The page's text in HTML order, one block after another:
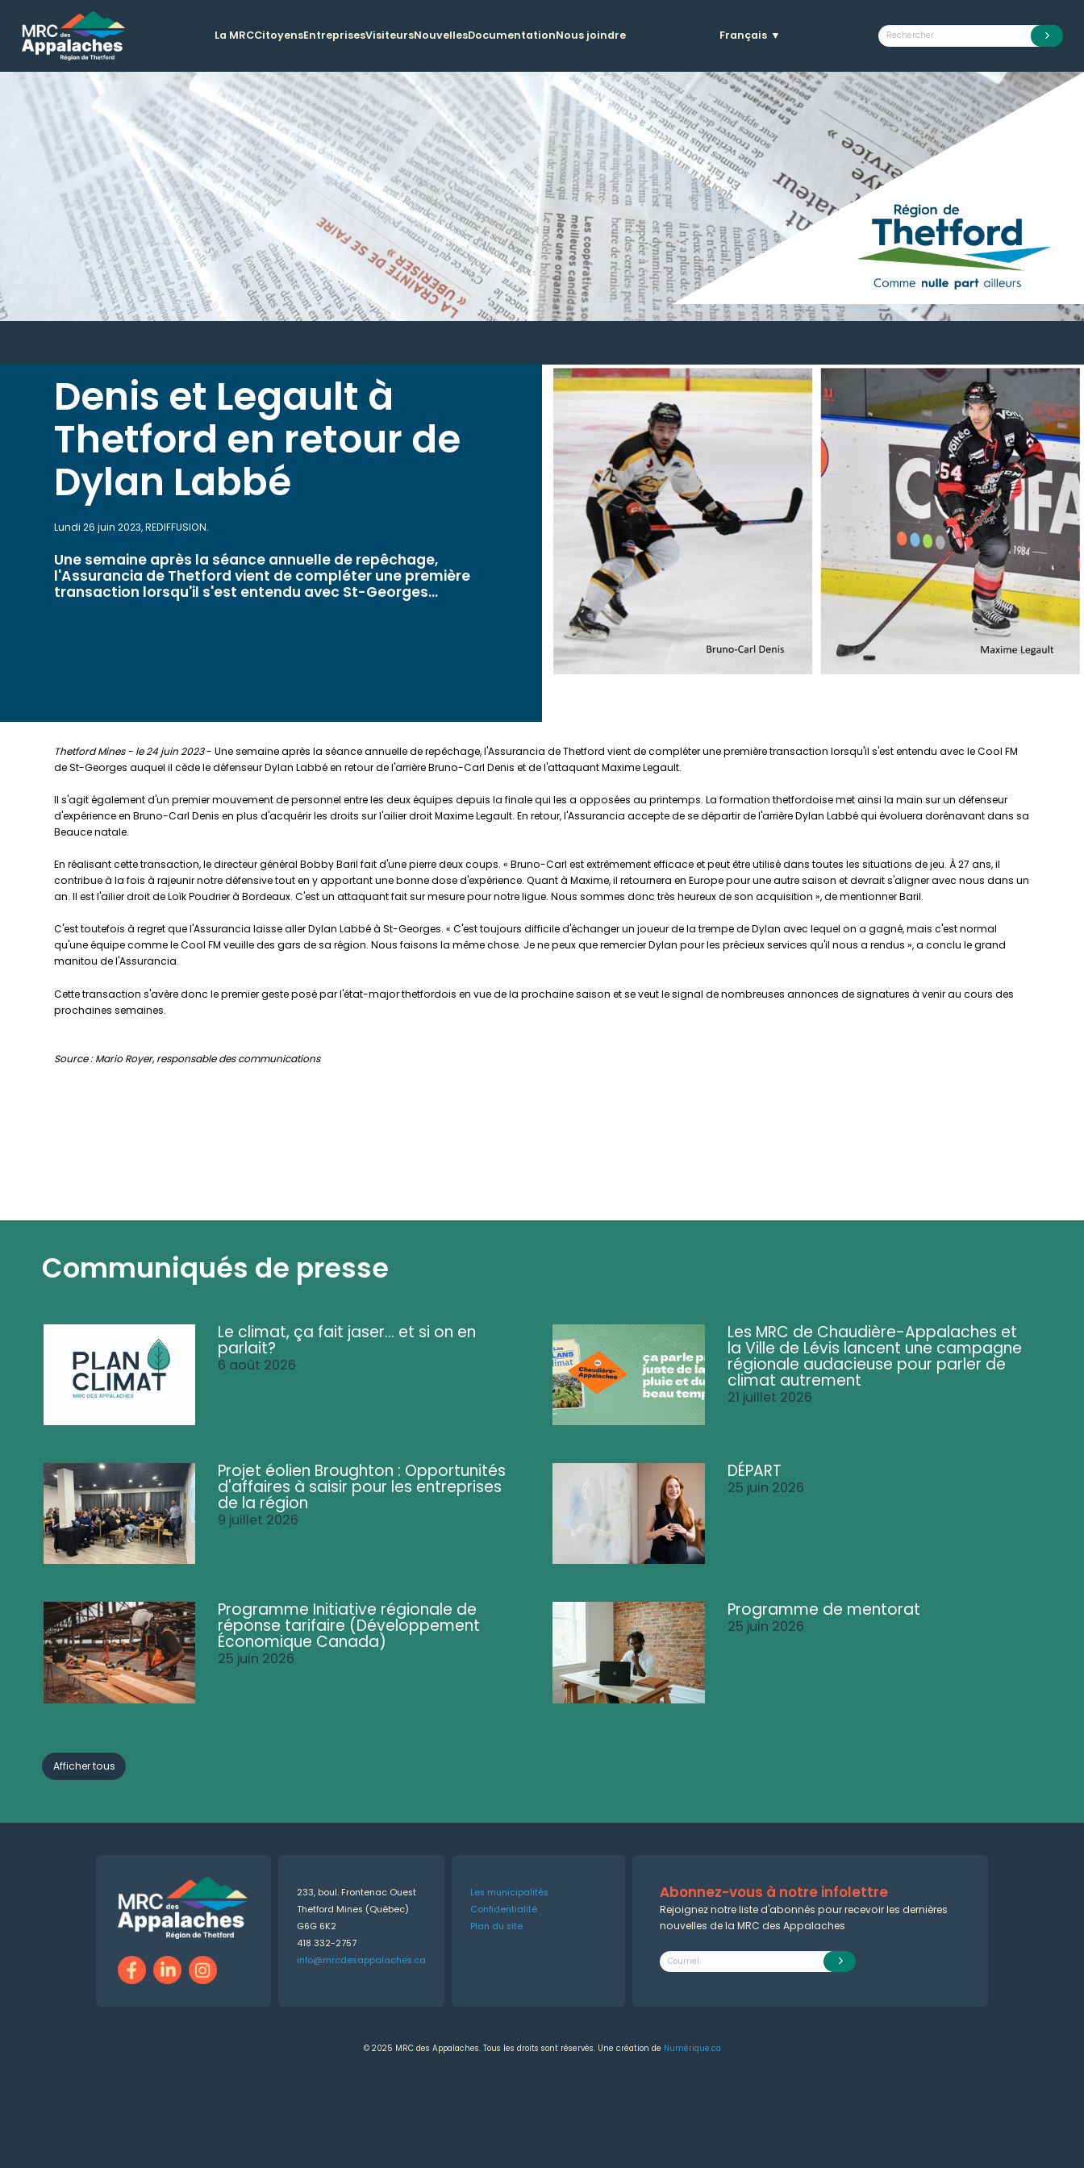
La MRCCitoyensEntreprisesVisiteursNouvellesDocumentationNous joindre Français ▼
Thetford Mines - le 24 juin 2023- Une semaine après la séance annuelle de repêchage, l'Assurancia de Thetford vient de compléter une première transaction lorsqu'il s'est entendu avec le Cool FM
de St-Georges auquel il cède le défenseur Dylan Labbé en retour de l'arrière Bruno-Carl Denis et de l'attaquant Maxime Legault.
Il s'agit également d'un premier mouvement de personnel entre les deux équipes depuis la finale qui les a opposées au printemps. La formation thetfordoise met ainsi la main sur un défenseur
d'expérience en Bruno-Carl Denis en plus d'acquérir les droits sur l'ailier droit Maxime Legault. En retour, l'Assurancia accepte de se départir de l'arrière Dylan Labbé qui évoluera dorénavant dans sa
Beauce natale.
En réalisant cette transaction, le directeur général Bobby Baril fait d'une pierre deux coups. « Bruno-Carl est extrêmement efficace et peut être utilisé dans toutes les situations de jeu. À 27 ans, il
contribue à la fois à rajeunir notre défensive tout en y apportant une bonne dose d'expérience. Quant à Maxime, il retournera en Europe pour une autre saison et devrait s'aligner avec nous dans un
an. Il est l'ailier droit de Loïk Poudrier à Bordeaux. C'est un attaquant fait sur mesure pour notre ligue. Nous sommes donc très heureux de son acquisition », de mentionner Baril.
C'est toutefois à regret que l'Assurancia laisse aller Dylan Labbé à St-Georges. « C'est toujours difficile d'échanger un joueur de la trempe de Dylan avec lequel on a gagné, mais c'est normal
qu'une équipe comme le Cool FM veuille des gars de sa région. Nous faisons la même chose. Je ne peux que remercier Dylan pour les précieux services qu'il nous a rendus », a conclu le grand
manitou de l'Assurancia.
Cette transaction s'avère donc le premier geste posé par l'état-major thetfordois en vue de la prochaine saison et se veut le signal de nombreuses annonces de signatures à venir au cours des
prochaines semaines.
Source : Mario Royer, responsable des communications
Denis et Legault à
Thetford en retour de
Dylan Labbé
Lundi 26 juin 2023, REDIFFUSION.
Une semaine après la séance annuelle de repêchage,
l'Assurancia de Thetford vient de compléter une première
transaction lorsqu'il s'est entendu avec St-Georges...
Communiqués de presse
Le climat, ça fait jaser... et si on en
parlait?
6 août 2026
Les MRC de Chaudière-Appalaches et
la Ville de Lévis lancent une campagne
régionale audacieuse pour parler de
climat autrement
21 juillet 2026
Projet éolien Broughton : Opportunités
d'affaires à saisir pour les entreprises
de la région
9 juillet 2026
DÉPART
25 juin 2026
Programme Initiative régionale de
réponse tarifaire (Développement
Économique Canada)
25 juin 2026
Programme de mentorat
25 juin 2026
Afficher tous
233, boul. Frontenac Ouest
Thetford Mines (Québec)
G6G 6K2
418 332-2757
info@mrcdesappalaches.ca
Les municipalités
Confidentialité
Plan du site
Abonnez-vous à notre infolettre
Rejoignez notre liste d'abonnés pour recevoir les dernières
nouvelles de la MRC des Appalaches
© 2025 MRC des Appalaches. Tous les droits sont réservés. Une création de Numérique.ca